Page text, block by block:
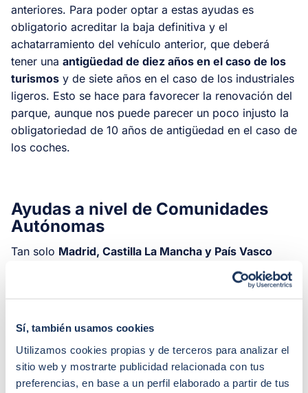
Sí, también usamos cookies
Utilizamos cookies propias y de terceros para analizar el
sitio web y mostrarte publicidad relacionada con tus
preferencias, en base a un perfil elaborado a partir de tus
anteriores. Para poder optar a estas ayudas es
obligatorio acreditar la baja definitiva y el
achatarramiento del vehículo anterior, que deberá
tener una antigüedad de diez años en el caso de los
turismos y de siete años en el caso de los industriales
ligeros. Esto se hace para favorecer la renovación del
parque, aunque nos puede parecer un poco injusto la
obligatoriedad de 10 años de antigüedad en el caso de
los coches.
Ayudas a nivel de Comunidades
Autónomas
Tan solo Madrid, Castilla La Mancha y País Vasco
Los resumimos aquí.
Dotación: primera fase 2 millones de euros;
segunda fase 3 millones de euros.